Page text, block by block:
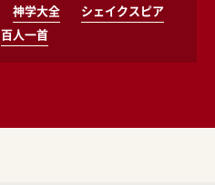
神学大全
シェイクスピア
百人一首